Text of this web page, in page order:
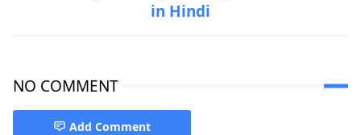
in Hindi
NO COMMENT
Add Comment